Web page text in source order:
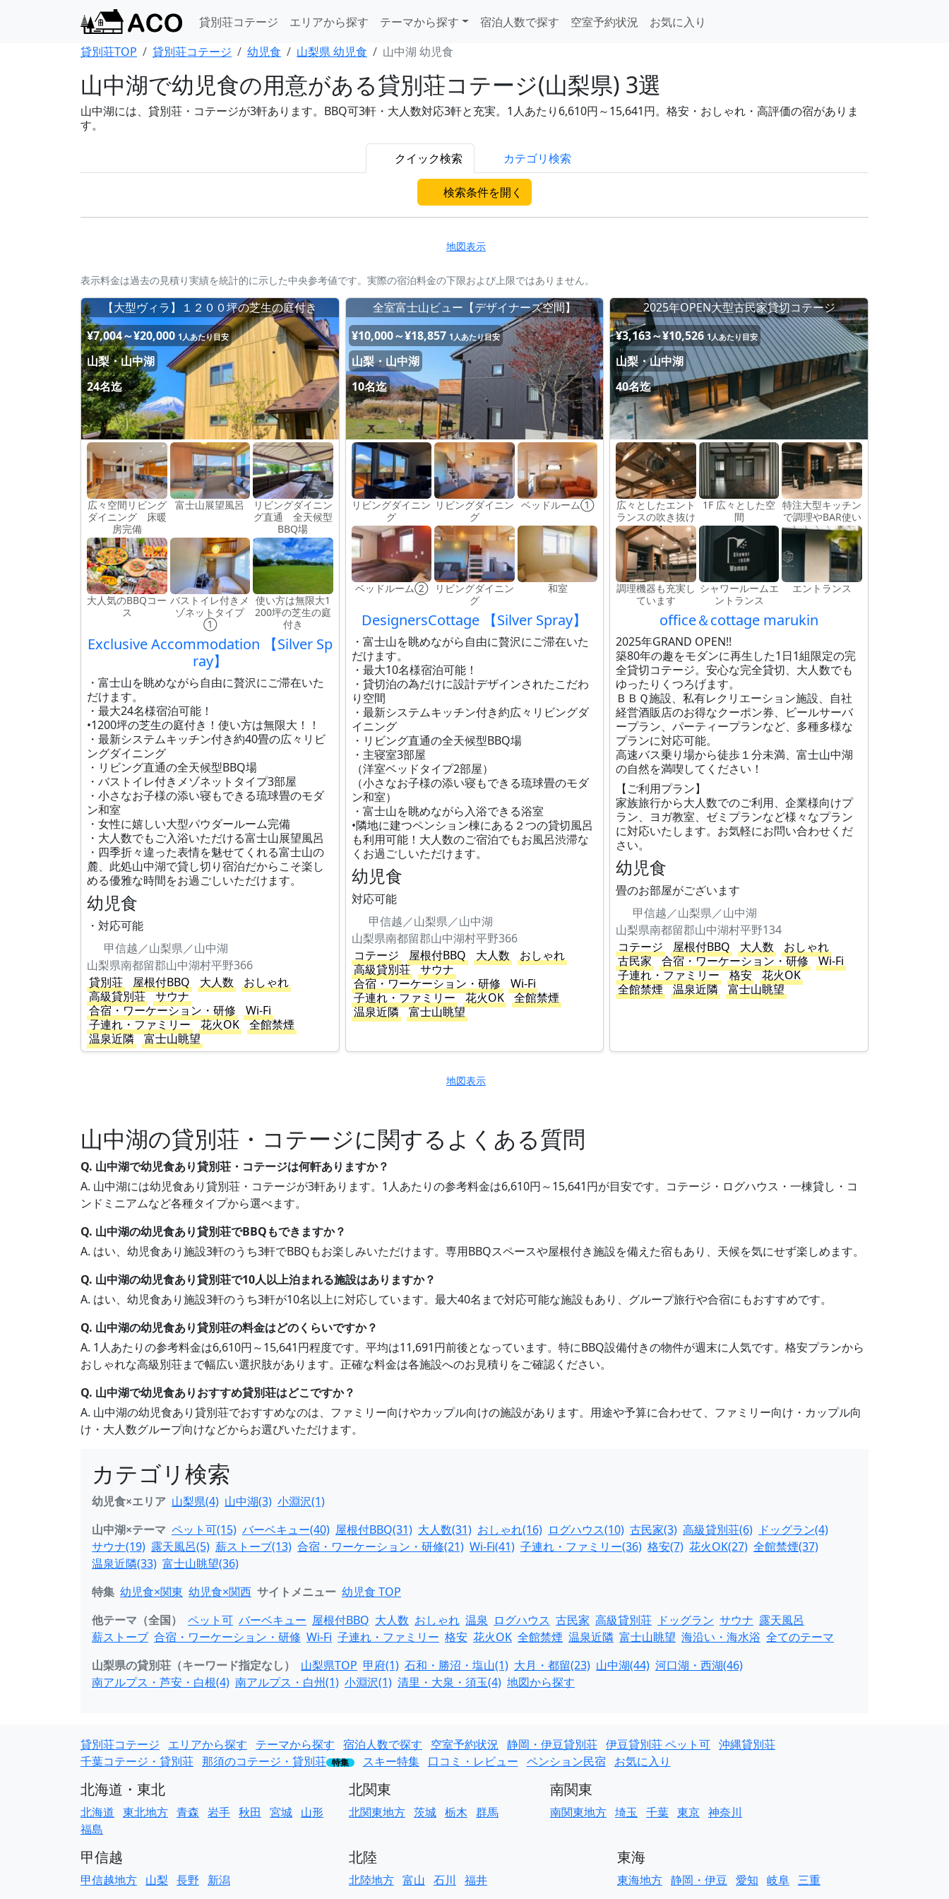
貸別荘コテージ エリアから探す テーマから探す 宿泊人数で探す 空室予約状況
お気に入り
貸別荘TOP
貸別荘コテージ 幼児食 山梨県 幼児食 山中湖 幼児食
山中湖で幼児食の用意がある貸別荘コテージ(山梨県) 3選
山中湖には、貸別荘・コテージが3軒あります。BBQ可3軒・大人数対応3軒と充実。1人あたり6,610円～15,641円。格安・おしゃれ・高評価の宿がありま
す。
クイック検索 カテゴリ検索
検索条件を開く
地図表示
表示料金は過去の見積り実績を統計的に示した中央参考値です。実際の宿泊料金の下限および上限ではありません。
【大型ヴィラ】１２００坪の芝生の庭付き
¥7,004～¥20,000 1人あたり目安
山梨・山中湖
24名迄
広々空間リビング
ダイニング 床暖
房完備
富士山展望風呂
リビングダイニン
グ直通 全天候型
BBQ場
大人気のBBQコー
ス
バストイレ付きメ
ゾネットタイプ
①
使い方は無限大1
200坪の芝生の庭
付き
Exclusive Accommodation 【Silver Sp
ray】
・富士山を眺めながら自由に贅沢にご滞在いた
だけます。
・最大24名様宿泊可能！
•1200坪の芝生の庭付き！使い方は無限大！！
・最新システムキッチン付き約40畳の広々リビ
ングダイニング
・リビング直通の全天候型BBQ場
・バストイレ付きメゾネットタイプ3部屋
・小さなお子様の添い寝もできる琉球畳のモダ
ン和室
・女性に嬉しい大型パウダールーム完備
・大人数でもご入浴いただける富士山展望風呂
・四季折々違った表情を魅せてくれる富士山の
麓、此処山中湖で貸し切り宿泊だからこそ楽し
める優雅な時間をお過ごしいただけます。
幼児食
・対応可能
甲信越／山梨県／山中湖
山梨県南都留郡山中湖村平野366
貸別荘
屋根付BBQ 大人数
おしゃれ
高級貸別荘
サウナ
合宿・ワーケーション・研修
Wi-Fi
子連れ・ファミリー
花火OK
全館禁煙
温泉近隣
富士山眺望
全室富士山ビュー【デザイナーズ空間】
¥10,000～¥18,857 1人あたり目安
山梨・山中湖
10名迄
リビングダイニン
グ
リビングダイニン
グ
ベッドルーム①
ベッドルーム②
リビングダイニン
グ
和室
DesignersCottage 【Silver Spray】
・富士山を眺めながら自由に贅沢にご滞在いた
だけます。
・最大10名様宿泊可能！
・貸切泊の為だけに設計デザインされたこだわ
り空間
・最新システムキッチン付き約広々リビングダ
イニング
・リビング直通の全天候型BBQ場
・主寝室3部屋
（洋室ベッドタイプ2部屋）
（小さなお子様の添い寝もできる琉球畳のモダ
ン和室）
・富士山を眺めながら入浴できる浴室
•隣地に建つペンション棟にある２つの貸切風呂
も利用可能！大人数のご宿泊でもお風呂渋滞な
くお過ごしいただけます。
幼児食
対応可能
甲信越／山梨県／山中湖
山梨県南都留郡山中湖村平野366
コテージ
屋根付BBQ 大人数
おしゃれ
高級貸別荘
サウナ
合宿・ワーケーション・研修
Wi-Fi
子連れ・ファミリー
花火OK
全館禁煙
温泉近隣
富士山眺望
2025年OPEN大型古民家貸切コテージ
¥3,163～¥10,526 1人あたり目安
山梨・山中湖
40名迄
広々としたエント
ランスの吹き抜け
1F 広々とした空
間
特注大型キッチン
で調理やBAR使い
調理機器も充実し
ています
シャワールームエ
ントランス
エントランス
office＆cottage marukin
2025年GRAND OPEN!!
築80年の趣をモダンに再生した1日1組限定の完
全貸切コテージ。安心な完全貸切、大人数でも
ゆったりくつろげます。
ＢＢＱ施設、私有レクリエーション施設、自社
経営酒販店のお得なクーポン券、ビールサーバ
ープラン、パーティープランなど、多種多様な
プランに対応可能。
高速バス乗り場から徒歩１分未満、富士山中湖
の自然を満喫してください！
【ご利用プラン】
家族旅行から大人数でのご利用、企業様向けプ
ラン、ヨガ教室、ゼミプランなど様々なプラン
に対応いたします。お気軽にお問い合わせくだ
さい。
幼児食
畳のお部屋がございます
甲信越／山梨県／山中湖
山梨県南都留郡山中湖村平野134
コテージ
屋根付BBQ 大人数
おしゃれ
古民家
合宿・ワーケーション・研修
Wi-Fi
子連れ・ファミリー
格安
花火OK
全館禁煙
温泉近隣 富士山眺望
地図表示
山中湖の貸別荘・コテージに関するよくある質問
Q. 山中湖で幼児食あり貸別荘・コテージは何軒ありますか？
A. 山中湖には幼児食あり貸別荘・コテージが3軒あります。1人あたりの参考料金は6,610円～15,641円が目安です。コテージ・ログハウス・一棟貸し・コ
ンドミニアムなど各種タイプから選べます。
Q. 山中湖の幼児食あり貸別荘でBBQもできますか？
A. はい、幼児食あり施設3軒のうち3軒でBBQもお楽しみいただけます。専用BBQスペースや屋根付き施設を備えた宿もあり、天候を気にせず楽しめます。
Q. 山中湖の幼児食あり貸別荘で10人以上泊まれる施設はありますか？
A. はい、幼児食あり施設3軒のうち3軒が10名以上に対応しています。最大40名まで対応可能な施設もあり、グループ旅行や合宿にもおすすめです。
Q. 山中湖の幼児食あり貸別荘の料金はどのくらいですか？
A. 1人あたりの参考料金は6,610円～15,641円程度です。平均は11,691円前後となっています。特にBBQ設備付きの物件が週末に人気です。格安プランから
おしゃれな高級別荘まで幅広い選択肢があります。正確な料金は各施設へのお見積りをご確認ください。
Q. 山中湖で幼児食ありおすすめ貸別荘はどこですか？
A. 山中湖の幼児食あり貸別荘でおすすめなのは、ファミリー向けやカップル向けの施設があります。用途や予算に合わせて、ファミリー向け・カップル向
け・大人数グループ向けなどからお選びいただけます。
カテゴリ検索
幼児食×エリア 山梨県(4) 山中湖(3) 小淵沢(1)
山中湖×テーマ ペット可(15) バーベキュー(40) 屋根付BBQ(31) 大人数(31) おしゃれ(16) ログハウス(10) 古民家(3) 高級貸別荘(6) ドッグラン(4)
サウナ(19) 露天風呂(5) 薪ストーブ(13) 合宿・ワーケーション・研修(21) Wi-Fi(41) 子連れ・ファミリー(36) 格安(7) 花火OK(27) 全館禁煙(37)
温泉近隣(33) 富士山眺望(36)
特集 幼児食×関東 幼児食×関西 サイトメニュー 幼児食 TOP
他テーマ（全国）
ペット可 バーベキュー 屋根付BBQ 大人数 おしゃれ 温泉 ログハウス 古民家 高級貸別荘 ドッグラン サウナ 露天風呂
薪ストーブ 合宿・ワーケーション・研修 Wi-Fi 子連れ・ファミリー 格安 花火OK 全館禁煙 温泉近隣 富士山眺望 海沿い・海水浴 全てのテーマ
山梨県の貸別荘（キーワード指定なし）
山梨県TOP 甲府(1) 石和・勝沼・塩山(1) 大月・都留(23) 山中湖(44) 河口湖・西湖(46)
南アルプス・芦安・白根(4) 南アルプス・白州(1) 小淵沢(1) 清里・大泉・須玉(4) 地図から探す
貸別荘コテージ エリアから探す テーマから探す 宿泊人数で探す 空室予約状況 静岡・伊豆貸別荘 伊豆貸別荘 ペット可 沖縄貸別荘
千葉コテージ・貸別荘 那須のコテージ・貸別荘 特集 スキー特集 口コミ・レビュー ペンション民宿 お気に入り
北海道・東北
北海道 東北地方 青森 岩手 秋田 宮城 山形
福島
北関東
北関東地方 茨城 栃木 群馬
南関東
南関東地方 埼玉 千葉 東京 神奈川
甲信越
甲信越地方 山梨 長野 新潟
北陸
北陸地方 富山 石川 福井
東海
東海地方 静岡・伊豆 愛知 岐阜 三重